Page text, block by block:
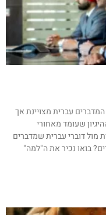
עברית מצויינת אך
שעומד מאחורי
דוברי עברית שמדברים
בואו נכיר את ה"למה"